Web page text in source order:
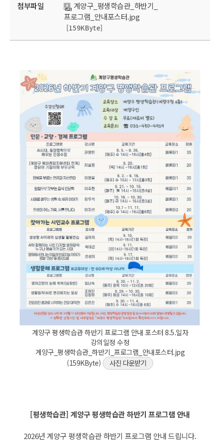
첨부파일
계양구_평생학습관_하반기_
프로그램_안내포스터.jpg
[159KByte]
계양구 평생학습관 하반기 프로그램 안내 포스터 8.5.일자
강의일정 수정
계양구_평생학습관_하반기_프로그램_안내포스터.jpg
(159KByte)
사진 다운받기
[평생학습관] 계양구 평생학습관 하반기 프로그램 안내
2026년 계양구 평생학습관 하반기 프로그램 안내 드립니다.